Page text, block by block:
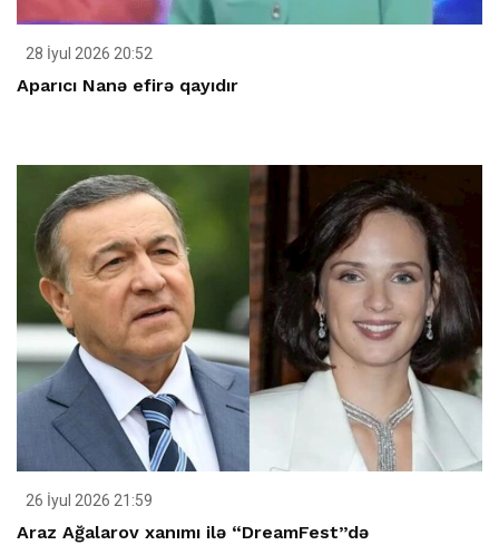
28 İyul 2026 20:52
Aparıcı Nanə efirə qayıdır
26 İyul 2026 21:59
Araz Ağalarov xanımı ilə “DreamFest”də